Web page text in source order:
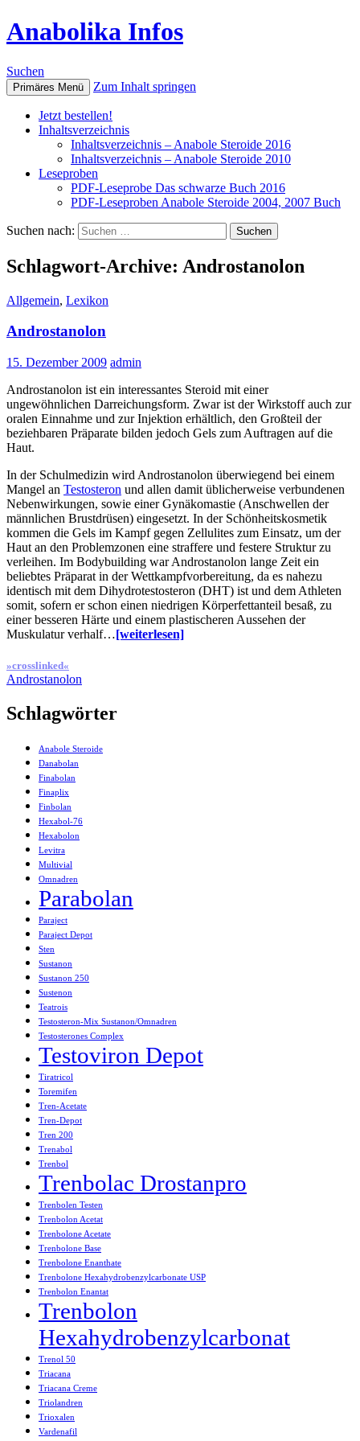
Anabolika Infos
Suchen
Primäres Menü Zum Inhalt springen
Jetzt bestellen!
Inhaltsverzeichnis
Inhaltsverzeichnis – Anabole Steroide 2016
Inhaltsverzeichnis – Anabole Steroide 2010
Leseproben
PDF-Leseprobe Das schwarze Buch 2016
PDF-Leseproben Anabole Steroide 2004, 2007 Buch
Suchen nach:
Schlagwort-Archive: Androstanolon
Allgemein, Lexikon
Androstanolon
15. Dezember 2009 admin
Androstanolon ist ein interessantes Steroid mit einer
ungewöhnlichen Darreichungsform. Zwar ist der Wirkstoff auch zur
oralen Einnahme und zur Injektion erhältlich, den Großteil der
beziehbaren Präparate bilden jedoch Gels zum Auftragen auf die
Haut.
In der Schulmedizin wird Androstanolon überwiegend bei einem
Mangel an Testosteron und allen damit üblicherweise verbundenen
Nebenwirkungen, sowie einer Gynäkomastie (Anschwellen der
männlichen Brustdrüsen) eingesetzt. In der Schönheitskosmetik
kommen die Gels im Kampf gegen Zellulites zum Einsatz, um der
Haut an den Problemzonen eine straffere und festere Struktur zu
verleihen. Im Bodybuilding war Androstanolon lange Zeit ein
beliebtes Präparat in der Wettkampfvorbereitung, da es nahezu
identisch mit dem Dihydrotestosteron (DHT) ist und dem Athleten
somit, sofern er schon einen niedrigen Körperfettanteil besaß, zu
einer besseren Härte und einem plastischeren Aussehen der
Muskulatur verhalf…[weiterlesen]
»crosslinked«
Androstanolon
Schlagwörter
Anabole Steroide
Danabolan
Finabolan
Finaplix
Finbolan
Hexabol-76
Hexabolon
Levitra
Multivial
Omnadren
Parabolan
Paraject
Paraject Depot
Sten
Sustanon
Sustanon 250
Sustenon
Teatrois
Testosteron-Mix Sustanon/Omnadren
Testosterones Complex
Testoviron Depot
Tiratricol
Toremifen
Tren-Acetate
Tren-Depot
Tren 200
Trenabol
Trenbol
Trenbolac Drostanpro
Trenbolen Testen
Trenbolon Acetat
Trenbolone Acetate
Trenbolone Base
Trenbolone Enanthate
Trenbolone Hexahydrobenzylcarbonate USP
Trenbolon Enantat
Trenbolon
Hexahydrobenzylcarbonat
Trenol 50
Triacana
Triacana Creme
Triolandren
Trioxalen
Vardenafil